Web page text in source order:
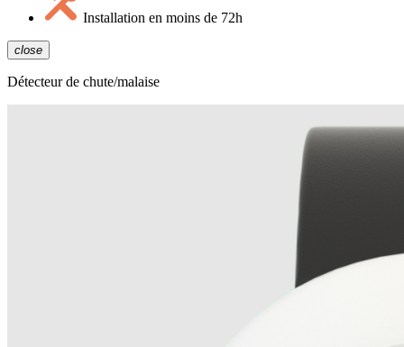
Installation en moins de 72h
close
Détecteur de chute/malaise